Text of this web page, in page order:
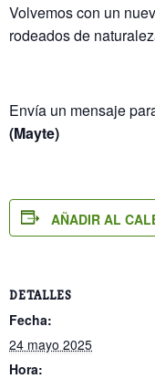
Volvemos con un
rodeados de
Envía un mensaje
(Mayte)
AÑADIR AL
DETALLES
Fecha:
24 mayo 2025
Hora: